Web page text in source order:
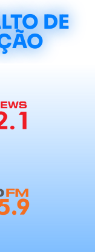
DE